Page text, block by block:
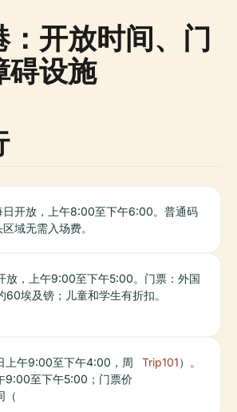
开放时间、门
碍设施
日开放，上午8:00至下午6:00。普通码
区域无需入场费。
放，上午9:00至下午5:00。门票：外国
60埃及镑；儿童和学生有折扣。
上午9:00至下午4:00，周
9:00至下午5:00；门票价
（
Trip101）。